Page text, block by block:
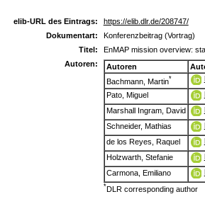
elib-URL des Eintrags:
https://elib.dlr.de/208747/
Dokumentart:
Konferenzbeitrag (Vortrag)
Titel:
EnMAP mission overview:
Autoren:
Autoren
Bachmann, Martin*
Pato, Miguel
Marshall Ingram, David
Schneider, Mathias
de los Reyes, Raquel
Holzwarth, Stefanie
Carmona, Emiliano
*DLR corresponding author